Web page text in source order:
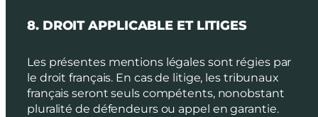
8. DROIT APPLICABLE ET LITIGES
Les présentes mentions légales sont régies par
le droit français. En cas de litige, les tribunaux
français seront seuls compétents, nonobstant
pluralité de défendeurs ou appel en garantie.